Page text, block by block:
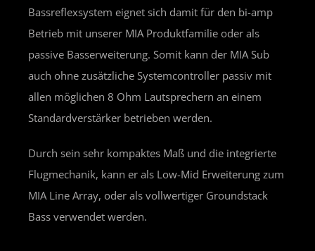
Bassreflexsystem eignet sich damit für den bi-amp
Betrieb mit unserer MIA Produktfamilie oder als
passive Basserweiterung. Somit kann der MIA Sub
auch ohne zusätzliche Systemcontroller passiv mit
allen möglichen 8 Ohm Lautsprechern an einem
Standardverstärker betrieben werden.
Durch sein sehr kompaktes Maß und die integrierte
Flugmechanik, kann er als Low-Mid Erweiterung zum
MIA Line Array, oder als vollwertiger Groundstack
Bass verwendet werden.